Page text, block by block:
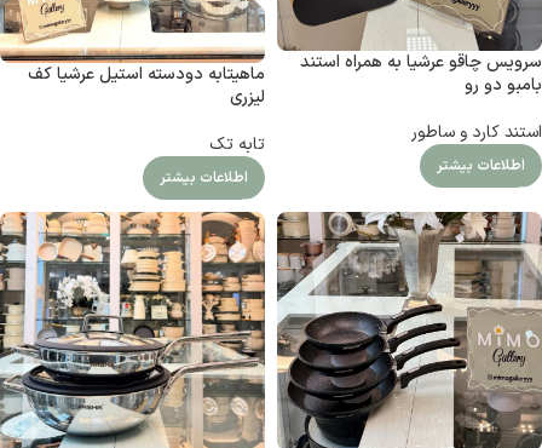
سرویس چاقو عرشیا به همراه استند
بامبو دو رو
استند کارد و ساطور
اطلاعات بیشتر
ماهیتابه دودسته استیل عرشیا کف
لیزری
تابه تک
اطلاعات بیشتر